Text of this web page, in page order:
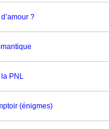
?
la PNL
(énigmes)